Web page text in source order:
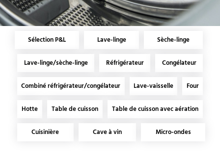
Sélection P&L Lave-linge Sèche-linge
Lave-linge/sèche-linge Réfrigérateur Congélateur
Combiné réfrigérateur/congélateur Lave-vaisselle Four
Hotte Table de cuisson Table de cuisson avec aération
Cuisinière Cave à vin Micro-ondes